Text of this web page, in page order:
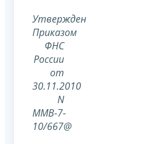
Утвержден
Приказом
ФНС
России
от
30.11.2010
N
ММВ-7-
10/667@